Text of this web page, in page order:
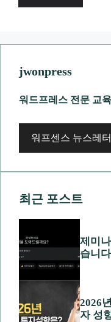
jwonpress
워드프레스 전문 교
워프센스 뉴스레
최근 포스트
제미
습니
2026
자 성